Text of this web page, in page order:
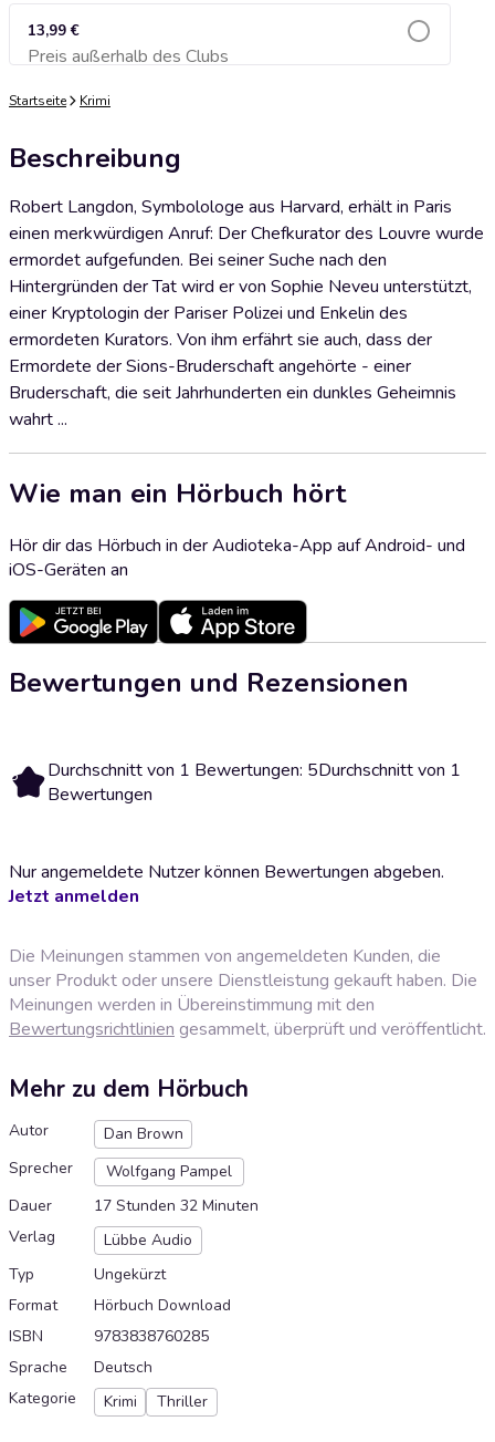
13,99 €
Preis außerhalb des ClubsZum Warenkorb hinzufügen
Startseite Krimi
Beschreibung
Robert Langdon, Symbolologe aus Harvard, erhält in Paris
einen merkwürdigen Anruf: Der Chefkurator des Louvre wurde
ermordet aufgefunden. Bei seiner Suche nach den
Hintergründen der Tat wird er von Sophie Neveu unterstützt,
einer Kryptologin der Pariser Polizei und Enkelin des
ermordeten Kurators. Von ihm erfährt sie auch, dass der
Ermordete der Sions-Bruderschaft angehörte - einer
Bruderschaft, die seit Jahrhunderten ein dunkles Geheimnis
wahrt ...
Wie man ein Hörbuch hört
Hör dir das Hörbuch in der Audioteka-App auf Android- und
iOS-Geräten an
Bewertungen und Rezensionen
5 Durchschnitt von 1 Bewertungen: 5Durchschnitt von 1
Bewertungen
Nur angemeldete Nutzer können Bewertungen abgeben.
Jetzt anmelden
Die Meinungen stammen von angemeldeten Kunden, die
unser Produkt oder unsere Dienstleistung gekauft haben. Die
Meinungen werden in Übereinstimmung mit den
Bewertungsrichtlinien gesammelt, überprüft und veröffentlicht.
Mehr zu dem Hörbuch
Autor
Dan Brown
Sprecher
Wolfgang Pampel
Dauer
17 Stunden 32 Minuten
Verlag
Lübbe Audio
Typ
Ungekürzt
Format
Hörbuch Download
ISBN
9783838760285
Sprache
Deutsch
Kategorie
Krimi Thriller